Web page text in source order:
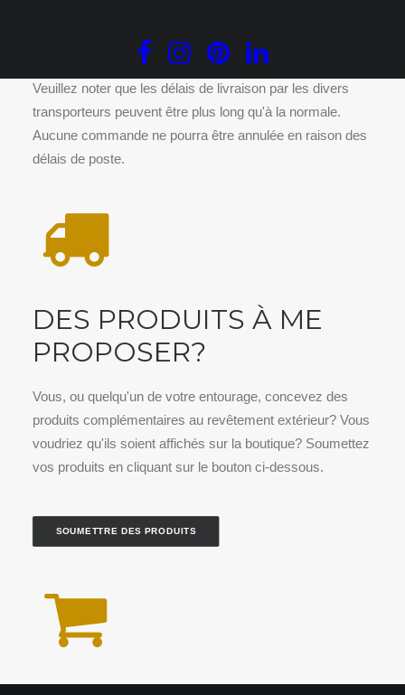
page
du
produit
DÉLAIS DE LIVRAISON
Veuillez noter que les délais de livraison par les divers
transporteurs peuvent être plus long qu'à la normale.
Aucune commande ne pourra être annulée en raison des
délais de poste.
DES PRODUITS À ME
PROPOSER?
Vous, ou quelqu'un de votre entourage, concevez des
produits complémentaires au revêtement extérieur? Vous
voudriez qu'ils soient affichés sur la boutique? Soumettez
vos produits en cliquant sur le bouton ci-dessous.
SOUMETTRE DES PRODUITS